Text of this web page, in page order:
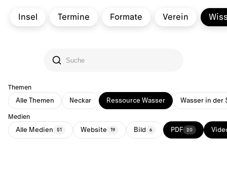
Insel Termine Formate Verein
Themen
Alle Themen Neckar Ressource Wasser Wasser in der
Medien
Alle Medien 51 Website 19 Bild 6 PDF 20